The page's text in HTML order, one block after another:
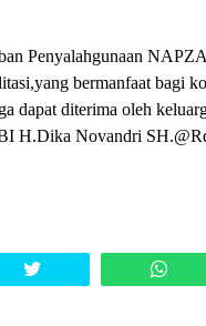
Penyalahgunaan
bermanfaat bagi
dapat diterima oleh
H.Dika Novandri